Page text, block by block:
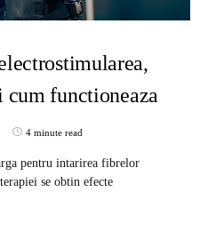
cum functioneaza
4 minute read
pentru intarirea fibrelor
se obtin efecte